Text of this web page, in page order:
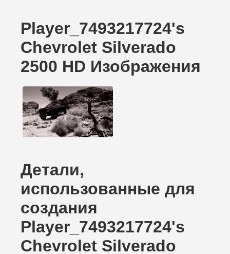
Player_7493217724's
Chevrolet Silverado
2500 HD Изображения
Детали,
использованные для
создания
Player_7493217724's
Chevrolet Silverado